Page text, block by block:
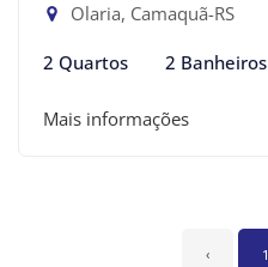
Olaria, Camaquã-RS
2 Quartos 2 Banheiros
Mais informações
‹ 1